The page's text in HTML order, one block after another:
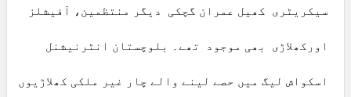
سیکریٹری کھیل عمران گچکی دیگر منتظمین، آفیشلز
اورکھلاڑی بھی موجود تھے۔ بلوچستان انٹرنیشنل
اسکواش لیگ میں حصے لینے والے چار غیر ملکی کھلاڑیوں